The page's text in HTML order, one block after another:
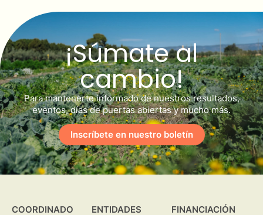
¡Súmate al
cambio!
Para mantenerte informado de nuestros resultados,
eventos, días de puertas abiertas y mucho más.
Inscríbete en nuestro boletín
COORDINADO
ENTIDADES
FINANCIACIÓN